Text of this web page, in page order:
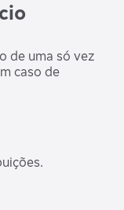
de uma só vez
caso de